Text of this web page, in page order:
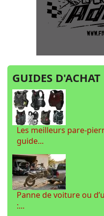
GUIDES D'ACHAT
Les meilleurs pare-
guide...
Panne de voiture ou
:...